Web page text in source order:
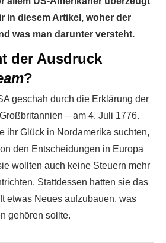
in diesem Artikel, woher der
was man darunter versteht.
der Ausdruck
?
geschah durch die Erklärung der
– am 4. Juli 1776.
ihr Glück in Nordamerika suchten,
den Entscheidungen in Europa
wollten auch keine Steuern mehr
Stattdessen hatten sie das
etwas Neues aufzubauen, was
gehören sollte.